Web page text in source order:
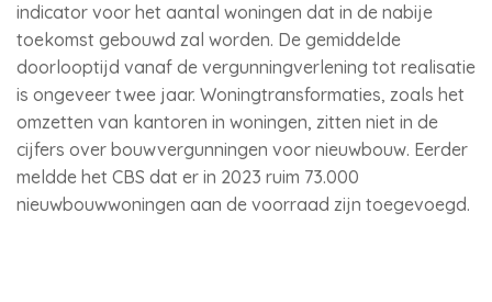
indicator voor het aantal woningen dat in de nabije
toekomst gebouwd zal worden. De gemiddelde
doorlooptijd vanaf de vergunningverlening tot realisatie
is ongeveer twee jaar. Woningtransformaties, zoals het
omzetten van kantoren in woningen, zitten niet in de
cijfers over bouwvergunningen voor nieuwbouw. Eerder
meldde het CBS dat er in 2023 ruim 73.000
nieuwbouwwoningen aan de voorraad zijn toegevoegd.